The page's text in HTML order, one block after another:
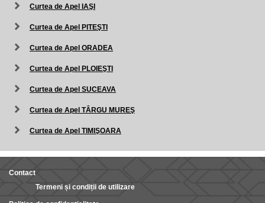
Curtea de Apel IAŞI
Curtea de Apel PITEŞTI
Curtea de Apel ORADEA
Curtea de Apel PLOIEŞTI
Curtea de Apel SUCEAVA
Curtea de Apel TÂRGU MUREŞ
Curtea de Apel TIMIŞOARA
Contact
Termeni și condiții de utilizare